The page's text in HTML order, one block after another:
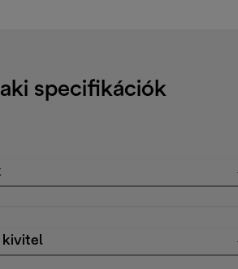
specifikációk
kivitel